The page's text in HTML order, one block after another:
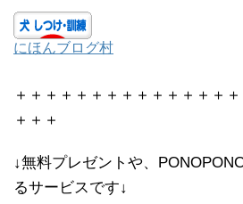
にほんブログ村
＋＋＋＋＋＋＋＋＋＋＋＋＋＋
＋＋＋
↓無料プレゼントや、
るサービスです↓